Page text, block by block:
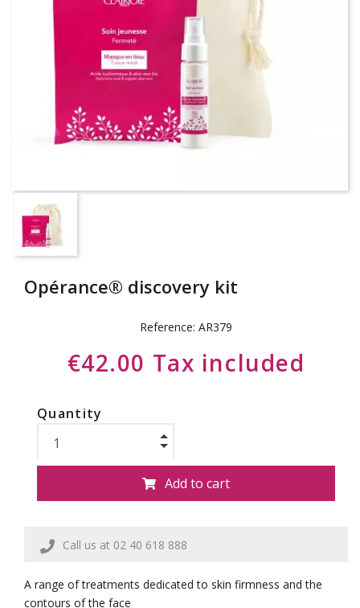
Opérance® discovery kit
Reference: AR379
€42.00 Tax included
Quantity
Add to cart
Call us at 02 40 618 888
A range of treatments dedicated to skin firmness and the
contours of the face